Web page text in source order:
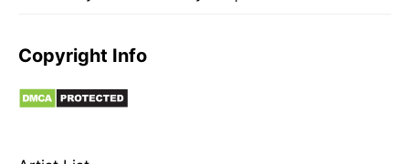
Copyright Info